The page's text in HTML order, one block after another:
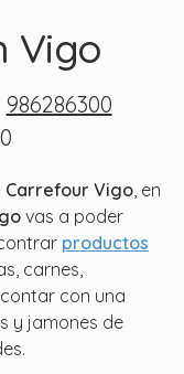
Vigo
986286300
Carrefour Vigo, en
vas a poder
productos
carnes,
con una
y jamones de